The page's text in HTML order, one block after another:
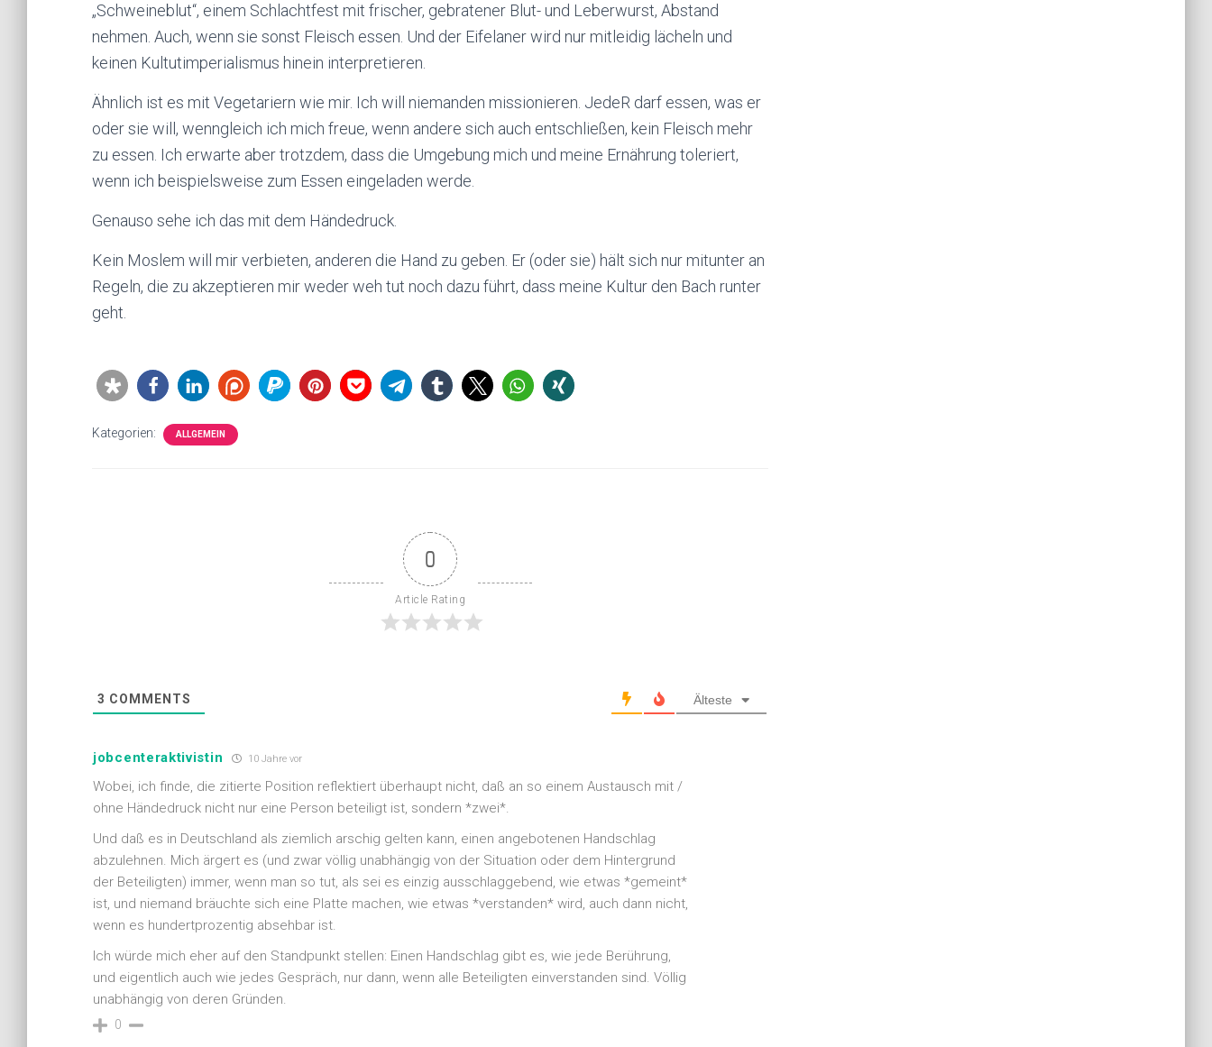
„Schweineblut“, einem Schlachtfest mit frischer, gebratener Blut- und Leberwurst, Abstand
nehmen. Auch, wenn sie sonst Fleisch essen. Und der Eifelaner wird nur mitleidig lächeln und
keinen Kultutimperialismus hinein interpretieren.
Ähnlich ist es mit Vegetariern wie mir. Ich will niemanden missionieren. JedeR darf essen, was er
oder sie will, wenngleich ich mich freue, wenn andere sich auch entschließen, kein Fleisch mehr
zu essen. Ich erwarte aber trotzdem, dass die Umgebung mich und meine Ernährung toleriert,
wenn ich beispielsweise zum Essen eingeladen werde.
Genauso sehe ich das mit dem Händedruck.
Kein Moslem will mir verbieten, anderen die Hand zu geben. Er (oder sie) hält sich nur mitunter an
Regeln, die zu akzeptieren mir weder weh tut noch dazu führt, dass meine Kultur den Bach runter
geht.
Kategorien: ALLGEMEIN
0
Article Rating
3 COMMENTS Älteste
jobcenteraktivistin 10 Jahre vor
Wobei, ich finde, die zitierte Position reflektiert überhaupt nicht, daß an so einem Austausch mit /
ohne Händedruck nicht nur eine Person beteiligt ist, sondern *zwei*.
Und daß es in Deutschland als ziemlich arschig gelten kann, einen angebotenen Handschlag
abzulehnen. Mich ärgert es (und zwar völlig unabhängig von der Situation oder dem Hintergrund
der Beteiligten) immer, wenn man so tut, als sei es einzig ausschlaggebend, wie etwas *gemeint*
ist, und niemand bräuchte sich eine Platte machen, wie etwas *verstanden* wird, auch dann nicht,
wenn es hundertprozentig absehbar ist.
Ich würde mich eher auf den Standpunkt stellen: Einen Handschlag gibt es, wie jede Berührung,
und eigentlich auch wie jedes Gespräch, nur dann, wenn alle Beteiligten einverstanden sind. Völlig
unabhängig von deren Gründen.
0